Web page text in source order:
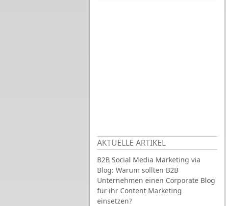
AKTUELLE ARTIKEL
B2B Social Media Marketing via
Blog: Warum sollten B2B
Unternehmen einen Corporate Blog
für ihr Content Marketing
einsetzen?